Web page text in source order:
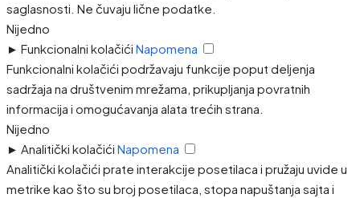
saglasnosti. Ne čuvaju lične podatke.
Nijedno
► Funkcionalni kolačići Napomena
Funkcionalni kolačići podržavaju funkcije poput deljenja
sadržaja na društvenim mrežama, prikupljanja povratnih
informacija i omogućavanja alata trećih strana.
Nijedno
► Analitički kolačići Napomena
Analitički kolačići prate interakcije posetilaca i pružaju uvide u
metrike kao što su broj posetilaca, stopa napuštanja sajta i